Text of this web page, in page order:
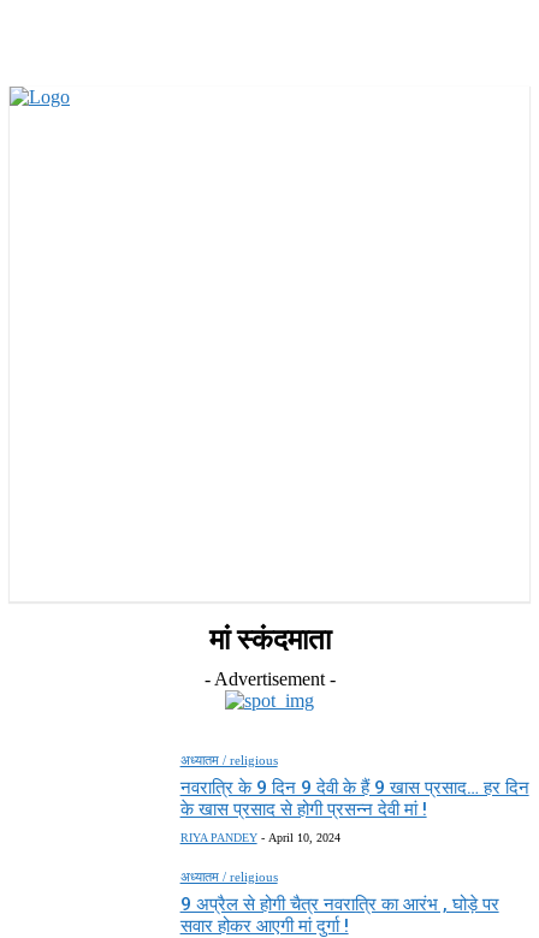
मां स्कंदमाता
- Advertisement -
अध्यातम / religious
नवरात्रि के 9 दिन 9 देवी के हैं 9 खास प्रसाद… हर दिन
के खास प्रसाद से होगी प्रसन्न देवी मां !
RIYA PANDEY - April 10, 2024
अध्यातम / religious
9 अप्रैल से होगी चैत्र नवरात्रि का आरंभ , घोड़े पर
सवार होकर आएगी मां दुर्गा !